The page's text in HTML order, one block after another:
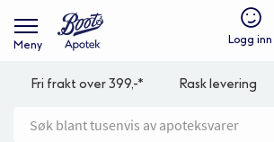
Meny Logg inn
Fri frakt over 399,-* Rask levering